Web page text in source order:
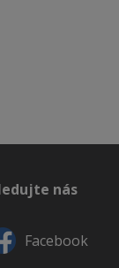
nás
Facebook